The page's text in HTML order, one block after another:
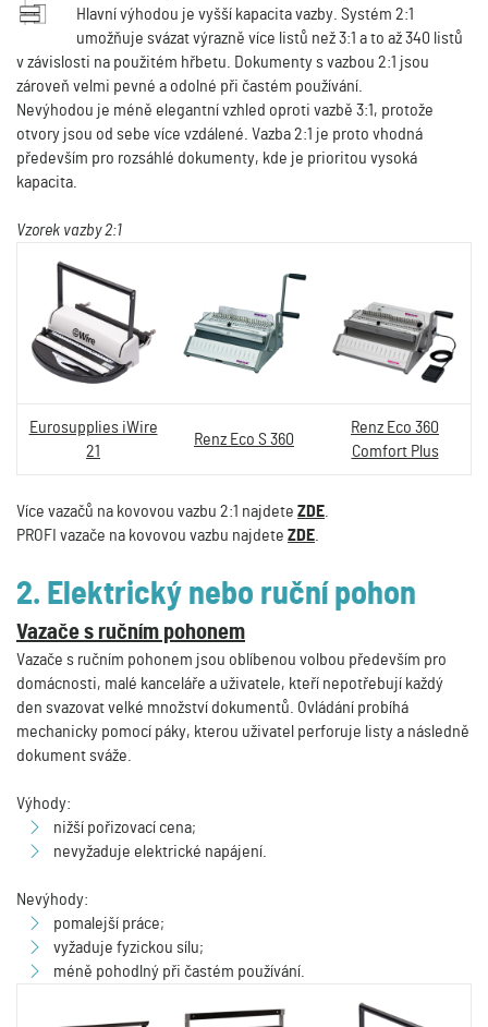
Hlavní výhodou je vyšší kapacita vazby. Systém 2:1
umožňuje svázat výrazně více listů než 3:1 a to až 340 listů
v závislosti na použitém hřbetu. Dokumenty s vazbou 2:1 jsou
zároveň velmi pevné a odolné při častém používání.
Nevýhodou je méně elegantní vzhled oproti vazbě 3:1, protože
otvory jsou od sebe více vzdálené. Vazba 2:1 je proto vhodná
především pro rozsáhlé dokumenty, kde je prioritou vysoká
kapacita.
Vzorek vazby 2:1
Eurosupplies iWire
21
Renz Eco S 360
Renz Eco 360
Comfort Plus
Více vazačů na kovovou vazbu 2:1 najdete ZDE
PROFI vazače na kovovou vazbu najdete ZDE
2. Elektrický nebo ruční pohon
Vazače s ručním pohonem
Vazače s ručním pohonem jsou oblíbenou volbou především pro
domácnosti, malé kanceláře a uživatele, kteří nepotřebují každý
den svazovat velké množství dokumentů. Ovládání probíhá
mechanicky pomocí páky, kterou uživatel perforuje listy a následně
dokument sváže.
Výhody:
nižší pořizovací cena;
nevyžaduje elektrické napájení.
Nevýhody:
pomalejší práce;
vyžaduje fyzickou sílu;
méně pohodlný při častém používání.